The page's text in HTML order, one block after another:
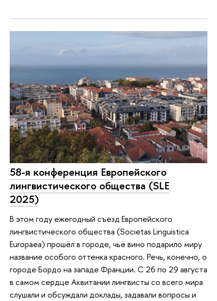
58-я конференция Европейского
лингвистического общества (SLE
2025)
В этом году ежегодный съезд Европейского
лингвистического общества (Societas Linguistica
Europaea) прошёл в городе, чьё вино подарило миру
название особого оттенка красного. Речь, конечно, о
городе Бордо на западе Франции. С 26 по 29 августа
в самом сердце Аквитании лингвисты со всего мира
слушали и обсуждали доклады, задавали вопросы и